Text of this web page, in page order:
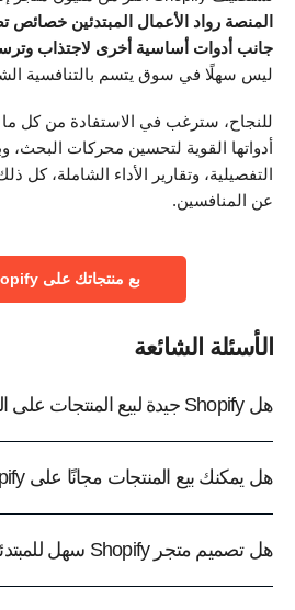
المنصة رواد الأعمال المبتدئين
جانب أدوات أساسية أخرى لاجتذاب
ليس سهلًا في سوق يتسم بالتنافسية
أدواتها القوية لتحسين محركات البحث،
التفصيلية، وتقارير الأداء الشاملة،
عن المنافسين.
بع منتجاتك على Shopify >>
الأسئلة الشائعة
هل Shopify جيدة لبيع المنتجات على الإنترنت؟
هل يمكنك بيع المنتجات مجانًا على Shopify؟
هل تصميم متجر Shopify سهل للمبتدئين؟